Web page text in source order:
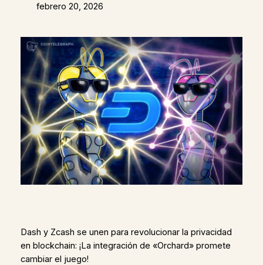
febrero 20, 2026
Dash y Zcash se unen para revolucionar la privacidad
en blockchain: ¡La integración de «Orchard» promete
cambiar el juego!